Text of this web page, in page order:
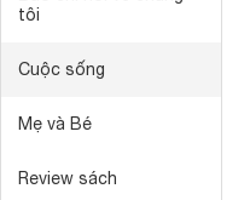
tôi
Cuộc sống
Mẹ và Bé
Review sách